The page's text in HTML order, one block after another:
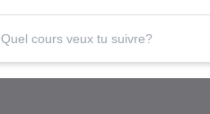
Quel cours veux tu suivre?